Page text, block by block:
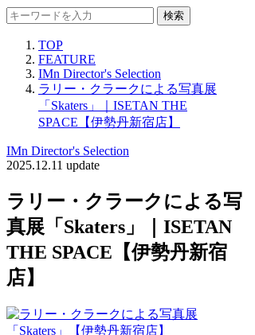
検索
TOP
FEATURE
IMn Director's Selection
ラリー・クラークによる写真展
「Skaters」｜ISETAN THE
SPACE【伊勢丹新宿店】
IMn Director's Selection
2025.12.11 update
ラリー・クラークによる写
真展「Skaters」｜ISETAN
THE SPACE【伊勢丹新宿
店】